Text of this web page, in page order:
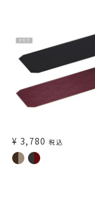
¥ 3,780 税込